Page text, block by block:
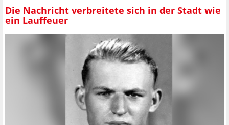
Die Nachricht verbreitete sich in der Stadt wie
ein Lauffeuer